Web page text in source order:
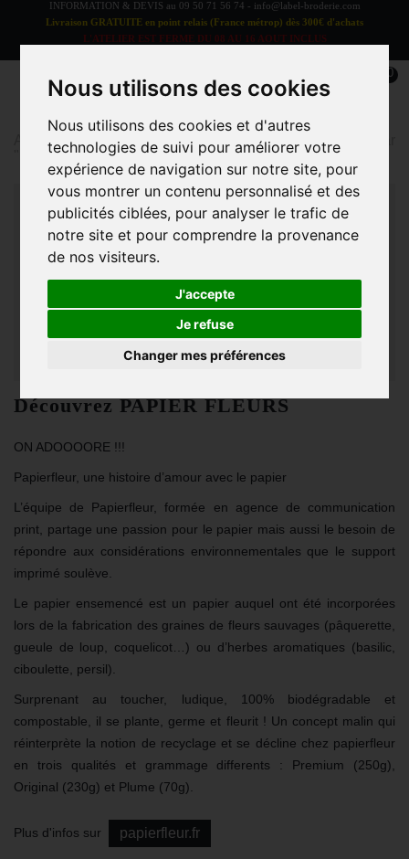
Nous utilisons des cookies
Nous utilisons des cookies et d'autres
technologies de suivi pour améliorer votre
expérience de navigation sur notre site, pour
vous montrer un contenu personnalisé et des
publicités ciblées, pour analyser le trafic de
notre site et pour comprendre la provenance
de nos visiteurs.
J'accepte
Je refuse
Changer mes préférences
INFORMATION & DEVIS au 09 50 71 56 74 - info@label-broderie.com
Livraison GRATUITE en point relais (France métrop) dès 300€ d'achats
L'ATELIER EST FERME DU 08 AU 16 AOUT INCLUS
0
Accueil > Blog
Les bonnes adresses sélectionnées par
"Label Broderie"
> Découvrez PAPIER FLEURS
Découvrez PAPIER FLEURS
ON ADOOOORE !!!
Papierfleur, une histoire d’amour avec le papier
L’équipe de Papierfleur, formée en agence de communication
print, partage une passion pour le papier mais aussi le besoin de
répondre aux considérations environnementales que le support
imprimé soulève.
Le papier ensemencé est un papier auquel ont été incorporées
lors de la fabrication des graines de fleurs sauvages (pâquerette,
gueule de loup, coquelicot…) ou d’herbes aromatiques (basilic,
ciboulette, persil).
Surprenant au toucher, ludique, 100% biodégradable et
compostable, il se plante, germe et fleurit ! Un concept malin qui
réinterprète la notion de recyclage et se décline chez papierfleur
en trois qualités et grammage differents : Premium (250g),
Original (230g) et Plume (70g).
Plus d'infos sur papierfleur.fr